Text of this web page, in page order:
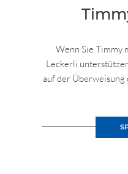
Wenn Sie Timmy
Leckerli
auf der Überweisung